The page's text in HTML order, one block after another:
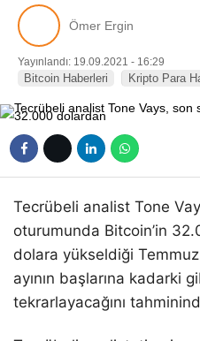
Ömer Ergin
Yayınlandı: 19.09.2021 - 16:29
Bitcoin Haberleri Kripto Para
Tecrübeli analist Tone
oturumunda Bitcoin’in
dolara yükseldiği Temmuz
ayının başlarına kadarki
tekrarlayacağını